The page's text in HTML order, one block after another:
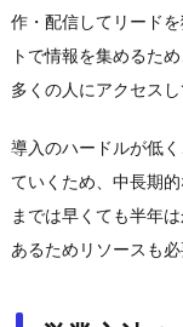
作・配信してリード
トで情報を集めるた
多くの人にアクセスし
導入のハードルが低
ていくため、中長期
までは早くても半年
あるためリソースも必